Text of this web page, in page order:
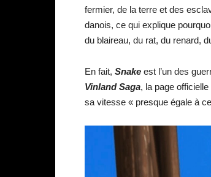
fermier, de la terre et des
danois, ce qui explique
du blaireau, du rat, du renard,
En fait, Snake est l’un des
Vinland Saga, la page
sa vitesse « presque égale à